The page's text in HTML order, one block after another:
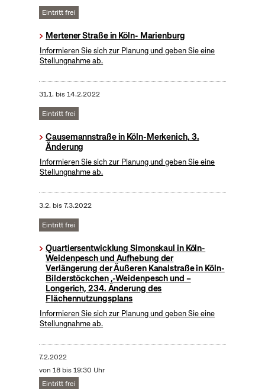
Eintritt frei
Mertener Straße in Köln- Marienburg
Informieren Sie sich zur Planung und geben Sie eine
Stellungnahme ab.
31.1. bis14.2.2022
Eintritt frei
Causemannstraße in Köln-Merkenich, 3.
Änderung
Informieren Sie sich zur Planung und geben Sie eine
Stellungnahme ab.
3.2. bis7.3.2022
Eintritt frei
Quartiersentwicklung Simonskaul in Köln-
Weidenpesch und Aufhebung der
Verlängerung der Äußeren Kanalstraße in Köln-
Bilderstöckchen ,-Weidenpesch und –
Longerich, 234. Änderung des
Flächennutzungsplans
Informieren Sie sich zur Planung und geben Sie eine
Stellungnahme ab.
7.2.2022
von 18 bis 19:30 Uhr
Eintritt frei